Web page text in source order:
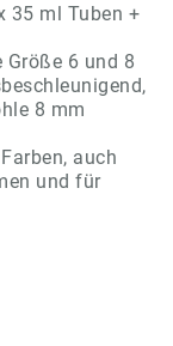
35 ml Tuben +
6 und 8
8 mm
auch
und für